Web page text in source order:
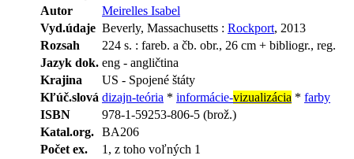
Autor
Meirelles Isabel
Vyd.údaje Beverly, Massachusetts : Rockport, 2013
Rozsah
224 s. : fareb. a čb. obr., 26 cm + bibliogr., reg.
Jazyk dok. eng - angličtina
Krajina
US - Spojené štáty
Kľúč.slová dizajn-teória * informácie-vizualizácia * farby
ISBN
978-1-59253-806-5 (brož.)
Katal.org. BA206
Počet ex.
1, z toho voľných 1